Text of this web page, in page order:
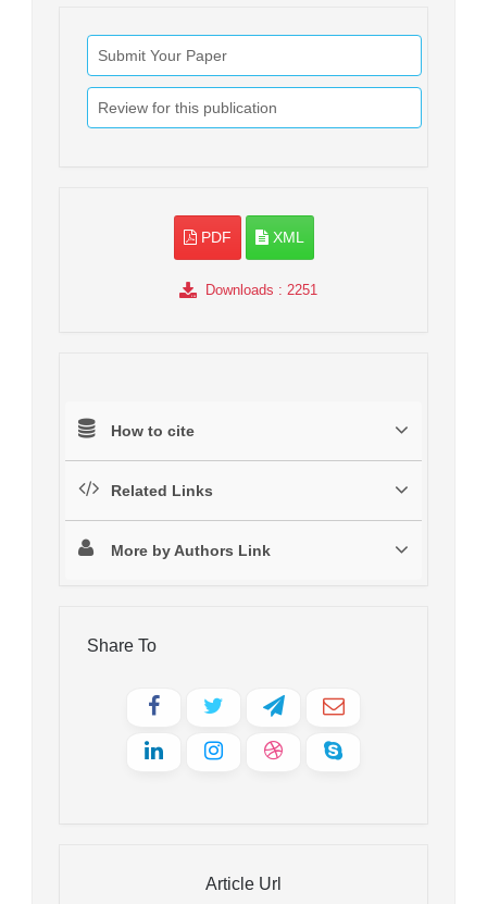
Submit Your Paper
Review for this publication
PDF XML
Downloads : 2251
How to cite
Related Links
More by Authors Link
Share To
Article Url